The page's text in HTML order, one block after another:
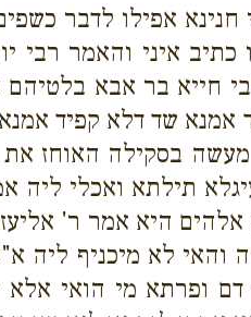
חנינא אפילו לדבר
כתיב איני והאמר
חייא בר אבא
שד דלא קפיד
בסקילה האוחז
תילתא ואכלי
היא אמר ר'
והאי לא מיכניף ליה
ופרתא מי הואי אלא